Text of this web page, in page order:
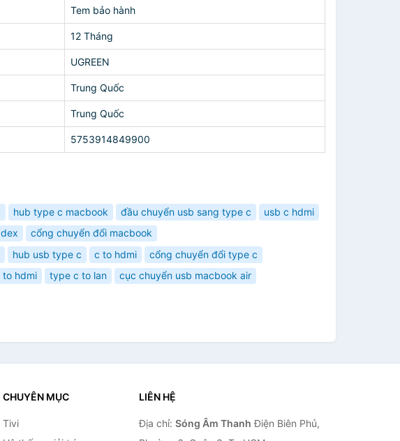
Tem bảo hành
12 Tháng
UGREEN
Trung Quốc
Trung Quốc
5753914849900
hub type c macbook đầu chuyển usb sang type c
usb c hdmi
cổng chuyển đổi macbook
hub usb type c c to hdmi
cổng chuyển đổi type c
to hdmi type c to lan
cục chuyển usb macbook air
CHUYÊN MỤC
Tivi
LIÊN HỆ
Địa chỉ: Sóng Âm Thanh Điện Biên Phủ,